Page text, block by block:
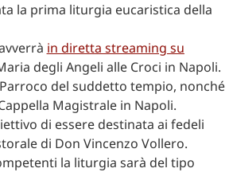
la prima liturgia eucaristica della
in diretta streaming su
degli Angeli alle Croci in Napoli.
del suddetto tempio, nonché
Magistrale in Napoli.
di essere destinata ai fedeli
di Don Vincenzo Vollero.
la liturgia sarà del tipo